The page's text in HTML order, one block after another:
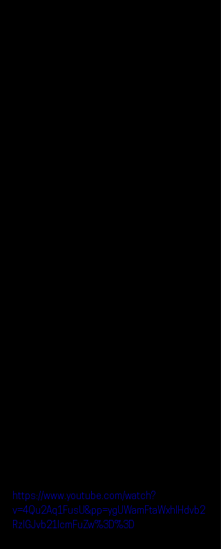
https://www.youtube.com/watch?
v=4Qu2Aq1FusU&pp=ygUWamFtaWxhIHdvb2
RzIGJvb21lcmFuZw%3D%3D